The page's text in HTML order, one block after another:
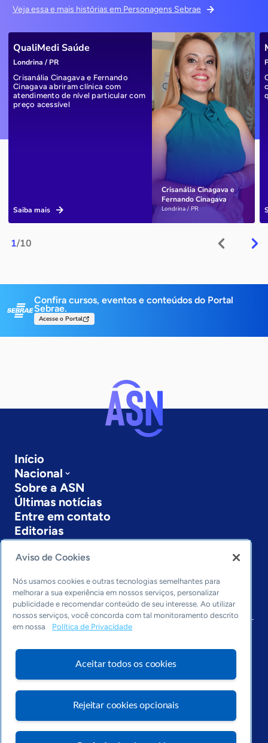
Veja essa e mais histórias em Personagens Sebrae
1/10
Crisanália Cinagava e
Fernando Cinagava
Londrina / PR
QualiMedi Saúde
Londrina / PR
Crisanália Cinagava e Fernando
Cinagava abriram clínica com
atendimento de nível particular com
preço acessível
Saiba mais
Confira cursos, eventos e conteúdos do Portal
Sebrae.
Acesse o Portal
Início
Nacional
Sobre a ASN
Últimas notícias
Entre em contato
Editorias
Economia & Política
Cultura empreendedora
Dados
Arquivo
Aviso de Cookies
Nós usamos cookies e outras tecnologias semelhantes para
melhorar a sua experiência em nossos serviços, personalizar
publicidade e recomendar conteúdo de seu interesse. Ao utilizar
nossos serviços, você concorda com tal monitoramento descrito
em nossa
Política de Privacidade
Aceitar todos os cookies
Rejeitar cookies opcionais